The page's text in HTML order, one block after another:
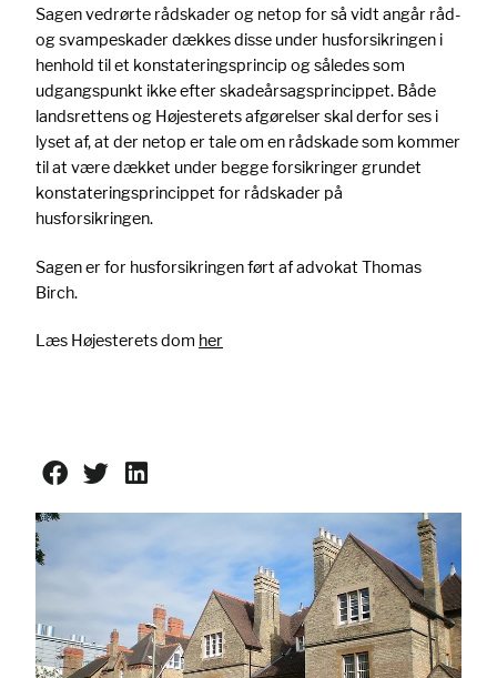
Sagen vedrørte rådskader og netop for så vidt angår råd-
og svampeskader dækkes disse under husforsikringen i
henhold til et konstateringsprincip og således som
udgangspunkt ikke efter skadeårsagsprincippet. Både
landsrettens og Højesterets afgørelser skal derfor ses i
lyset af, at der netop er tale om en rådskade som kommer
til at være dækket under begge forsikringer grundet
konstateringsprincippet for rådskader på
husforsikringen.
Sagen er for husforsikringen ført af advokat Thomas
Birch.
Læs Højesterets dom her